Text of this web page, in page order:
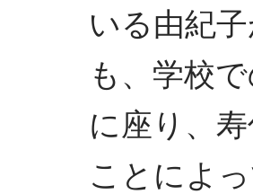
いる由紀
も、学校
に座り、
ことによ